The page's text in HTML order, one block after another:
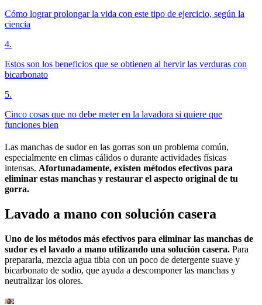
Cómo lograr prolongar la vida con este tipo de ejercicio, según la
ciencia
4.
Estos son los beneficios que se obtienen al hervir las verduras con
bicarbonato
5.
Cinco cosas que no debe meter en la lavadora si quiere que
funciones bien
Las manchas de sudor en las gorras son un problema común,
especialmente en climas cálidos o durante actividades físicas
intensas. Afortunadamente, existen métodos efectivos para
eliminar estas manchas y restaurar el aspecto original de tu
gorra.
Lavado a mano con solución casera
Uno de los métodos más efectivos para eliminar las manchas de
sudor es el lavado a mano utilizando una solución casera. Para
prepararla, mezcla agua tibia con un poco de detergente suave y
bicarbonato de sodio, que ayuda a descomponer las manchas y
neutralizar los olores.